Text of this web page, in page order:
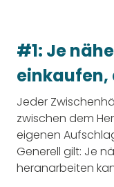
#1: Je
einkaufen,
Jeder
zwischen dem
eigenen
Generell gilt: Je
heranarbeiten